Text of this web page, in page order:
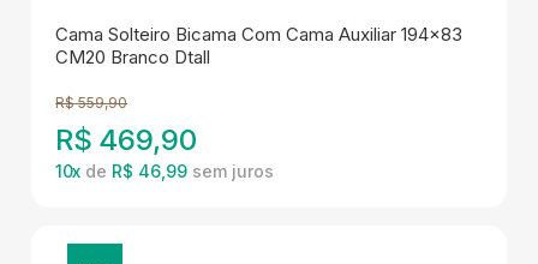
Cama Solteiro Bicama Com Cama Auxiliar 194x83
CM20 Branco Dtall
R$ 559,90
R$ 469,90
10x de R$ 46,99